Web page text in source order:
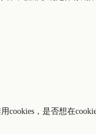
，是否想在